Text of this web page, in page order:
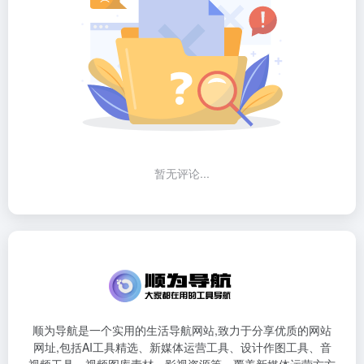
暂无评论...
顺为导航是一个实用的生活导航网站,致力于分享优质的网站
网址,包括AI工具精选、新媒体运营工具、设计作图工具、音